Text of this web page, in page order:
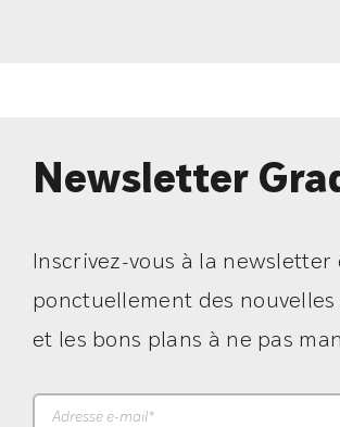
Newsletter
Inscrivez-vous à la newsletter
ponctuellement des nouvelles
et les bons plans à ne pas